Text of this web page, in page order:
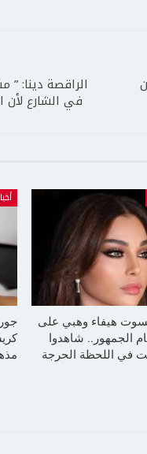
الراقصة دينا:
في الشارع لأن
هيفاء وهبي على
الجمهور.. شاهدوا
في اللحظة الحرجة